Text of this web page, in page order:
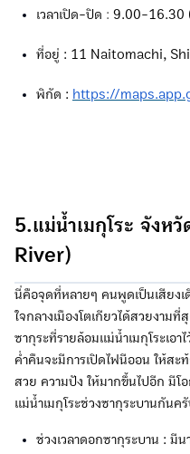
เวลาเปิด-ปิด : 9.00-16.30
ที่อยู่ : 11 Naitomachi,
พิกัด : https://
5.แม่น้ำเมกุโระ จังห
River)
นี่คือจุดที่หลายๆ คนพูดเป็นเสียง
ใจกลางเมืองโตเกียวได้สวยงาม
ซากุระที่รายล้อมแม่น้ำเมกุโระเอ
ค่ำคืนจะมีการเปิดไฟนีออน ให้สะ
สวย ความปัง ให้มากขึ้นไปอีก มีโ
แม่น้ำเมกุโระช่วงซากุระบานกันค
ช่วงเวลาดอกซากุระบาน : มี